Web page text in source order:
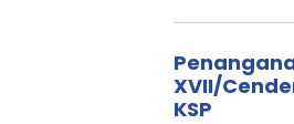
XVII/
KSP